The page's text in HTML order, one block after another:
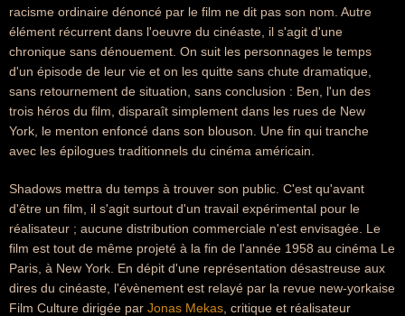
racisme ordinaire dénoncé par le film ne dit pas son nom. Autre
élément récurrent dans l'oeuvre du cinéaste, il s'agit d'une
chronique sans dénouement. On suit les personnages le temps
d'un épisode de leur vie et on les quitte sans chute dramatique,
sans retournement de situation, sans conclusion : Ben, l'un des
trois héros du film, disparaît simplement dans les rues de New
York, le menton enfoncé dans son blouson. Une fin qui tranche
avec les épilogues traditionnels du cinéma américain.
Shadows mettra du temps à trouver son public. C'est qu'avant
d'être un film, il s'agit surtout d'un travail expérimental pour le
réalisateur ; aucune distribution commerciale n'est envisagée. Le
film est tout de même projeté à la fin de l'année 1958 au cinéma Le
Paris, à New York. En dépit d'une représentation désastreuse aux
dires du cinéaste, l'évènement est relayé par la revue new-yorkaise
Film Culture dirigée par Jonas Mekas , critique et réalisateur